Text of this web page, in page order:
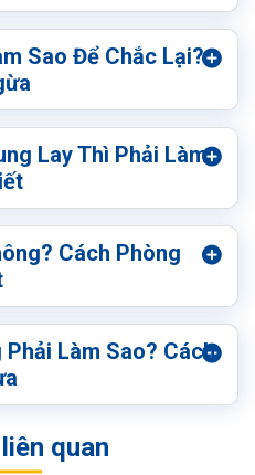
Sao Để Chắc Lại?
Lay Thì Phải Làm
Cách Phòng
Phải Làm Sao? Cách
quan